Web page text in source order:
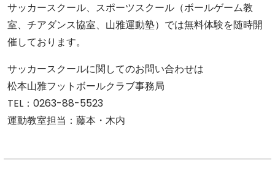
サッカースクール、スポーツスクール（ボールゲーム教
室、チアダンス協室、山雅運動塾）では無料体験を随時開
催しております。
サッカースクールに関してのお問い合わせは
松本山雅フットボールクラブ事務局
TEL：0263-88-5523
運動教室担当：藤本・木内